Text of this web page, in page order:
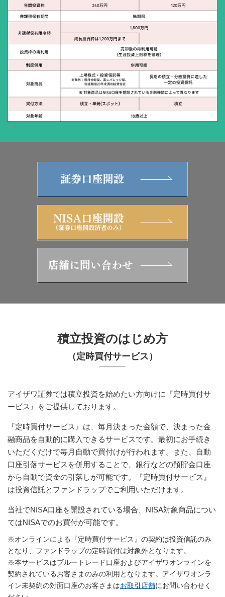
積立投資のはじめ方
（定時買付サービス）
アイザワ証券では積立投資を始めたい方向けに『定時買付サ
ービス』をご提供しております。
『定時買付サービス』は、毎月決まった金額で、決まった金
融商品を自動的に購入できるサービスです。最初にお手続き
いただくだけで毎月自動で買付けが行われます。また、自動
口座引落サービスを併用することで、銀行などの預貯金口座
から自動で資金の引落しが可能です。『定時買付サービス』
は投資信託とファンドラップでご利用いただけます。
当社でNISA口座を開設されている場合、NISA対象商品につい
てはNISAでのお買付が可能です。
※オンラインによる『定時買付サービス』の契約は投資信託のみ
となり、ファンドラップの定時買付は対象外となります。
※本サービスはブルートレード口座およびアイザワオンラインを
契約されているお客さまのみの利用となります。アイザワオンラ
イン未契約の対面口座のお客さまはお取引店舗にお問い合わせく